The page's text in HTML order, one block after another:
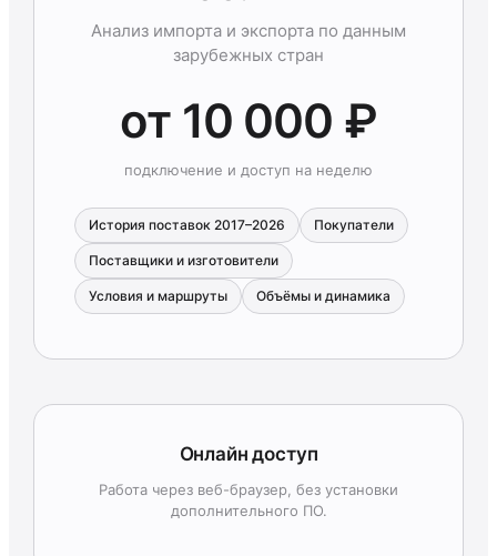
Анализ импорта и экспорта по данным
зарубежных стран
от 10 000 ₽
подключение и доступ на неделю
История поставок 2017–2026 Покупатели
Поставщики и изготовители
Условия и маршруты Объёмы и динамика
Онлайн доступ
Работа через веб-браузер, без установки
дополнительного ПО.